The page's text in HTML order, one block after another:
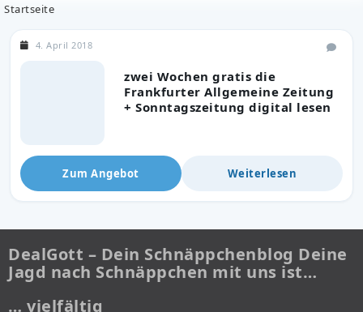
Startseite
zwei Wochen gratis die
Frankfurter Allgemeine Zeitung
+ Sonntagszeitung digital lesen
4. April 2018
Zum Angebot Weiterlesen
DealGott – Dein Schnäppchenblog Deine
Jagd nach Schnäppchen mit uns ist…
… vielfältig